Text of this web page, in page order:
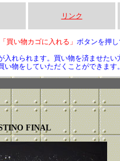
リンク
「買い物カゴに入れる」 ボタンを押し
れられます。買い物を済ませた
物をしていただくことができます。
FINAL